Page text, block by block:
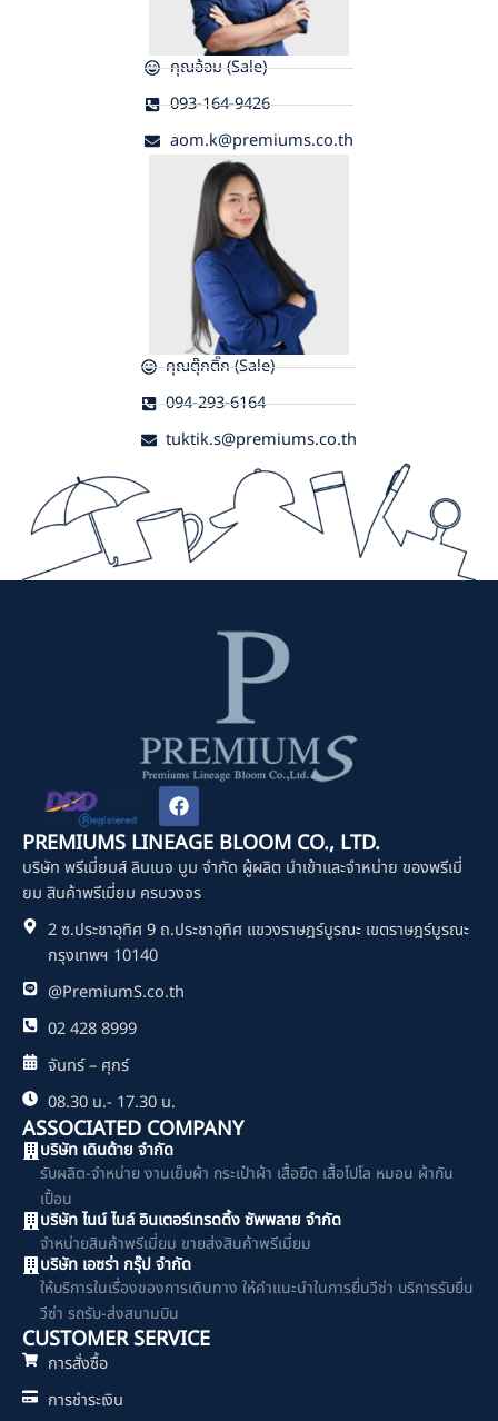
คุณอ้อม (Sale)
093-164-9426
aom.k@premiums.co.th
คุณตุ๊กติ๊ก (Sale)
094-293-6164
tuktik.s@premiums.co.th
F
a
c
e
b
o
k
PREMIUMS LINEAGE BLOOM CO., LTD.
บริษัท พรีเมี่ยมส์ ลินเนจ บูม จำกัด ผู้ผลิต นำเข้าและจำหน่าย ของพรีเมี่
ยม สินค้าพรีเมี่ยม ครบวงจร
2 ซ.ประชาอุทิศ 9 ถ.ประชาอุทิศ แขวงราษฎร์บูรณะ เขตราษฎร์บูรณะ
กรุงเทพฯ 10140
@PremiumS.co.th
02 428 8999
จันทร์ – ศุกร์
08.30 น.- 17.30 น.
ASSOCIATED COMPANY
บริษัท เดินด้าย จำกัด
รับผลิต-จำหน่าย งานเย็บผ้า กระเป๋าผ้า เสื้อยืด เสื้อโปโล หมอน ผ้ากัน
เปื้อน
บริษัท ไนน์ ไนล์ อินเตอร์เทรดดิ้ง ซัพพลาย จำกัด
จำหน่ายสินค้าพรีเมี่ยม ขายส่งสินค้าพรีเมี่ยม
บริษัท เอซร่า กรุ๊ป จำกัด
ให้บริการในเรื่องของการเดินทาง ให้คำแนะนำในการยื่นวีซ่า บริการรับยื่น
วีซ่า รถรับ-ส่งสนามบิน
CUSTOMER SERVICE
การสั่งซื้อ
การชำระเงิน